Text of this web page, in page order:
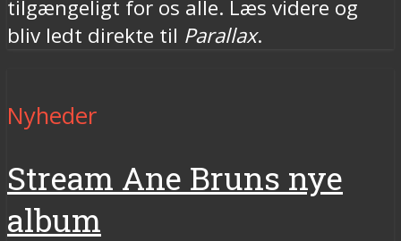
tilgængeligt for os alle. Læs videre og
bliv ledt direkte til Parallax.
Nyheder
Stream Ane Bruns nye
album